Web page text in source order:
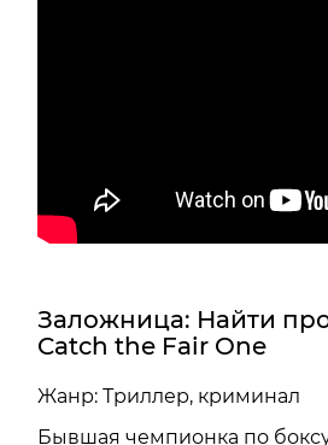
Заложница: Найти
Catch the Fair One
Жанр: Триллер, криминал
Бывшая чемпионка по